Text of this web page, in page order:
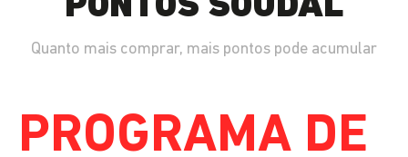
Quanto mais comprar, mais pontos pode acumular
PROGRAMA DE